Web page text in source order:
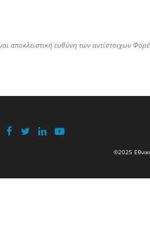
αποκλειστική ευθύνη των αντίστοιχων
©2025